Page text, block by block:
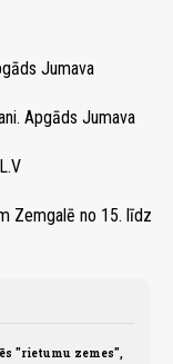
Jumava
Apgāds Jumava
Zemgalē no 15. līdz
"rietumu zemes",